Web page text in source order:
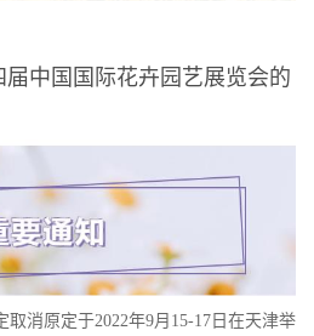
中国国际花卉园艺展览会的
消原定于2022年9月15-17日在天津举